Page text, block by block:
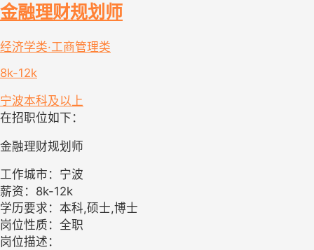
金融理财规划师
经济学类·工商管理类
8k-12k
宁波本科及以上
在招职位如下：
金融理财规划师
工作城市：宁波
薪资：8k-12k
学历要求：本科,硕士,博士
岗位性质：全职
岗位描述：